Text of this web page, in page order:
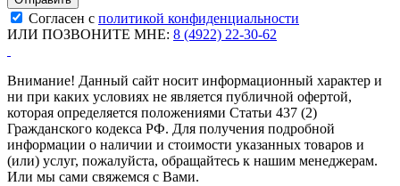
Согласен с политикой конфиденциальности
ИЛИ ПОЗВОНИТЕ МНЕ: 8 (4922) 22-30-62
Внимание! Данный сайт носит информационный характер и
ни при каких условиях не является публичной офертой,
которая определяется положениями Статьи 437 (2)
Гражданского кодекса РФ. Для получения подробной
информации о наличии и стоимости указанных товаров и
(или) услуг, пожалуйста, обращайтесь к нашим менеджерам.
Или мы сами свяжемся с Вами.